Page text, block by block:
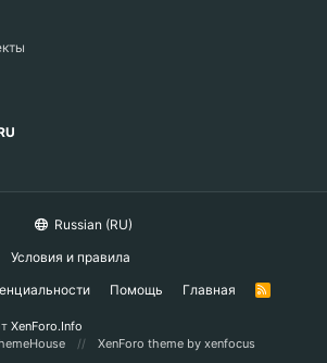
Russian (RU)
Условия и правила
Помощь Главная
XenForo.Info
XenForo theme by xenfocus